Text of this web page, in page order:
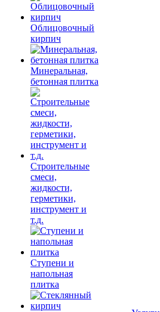
Облицовочный
кирпич
Минеральная,
бетонная плитка
Строительные
смеси,
жидкости,
герметики,
инструмент и
т.д.
Ступени и
напольная
плитка